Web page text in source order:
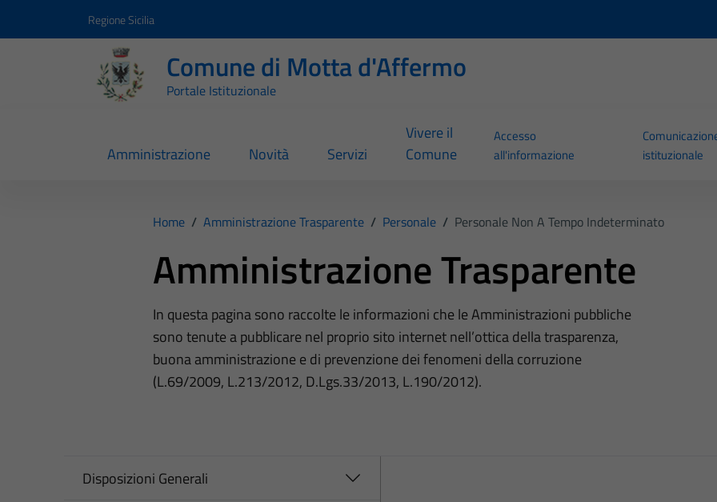
Regione Sicilia
Comune di Motta d'Affermo
Portale Istituzionale
Amministrazione Novità Servizi
Vivere il
Comune
Accesso
all'informazione
istituzionale
Home / Amministrazione Trasparente / Personale / Personale Non A Tempo Indeterminato
Amministrazione Trasparente
In questa pagina sono raccolte le informazioni che le Amministrazioni pubbliche
sono tenute a pubblicare nel proprio sito internet nell’ottica della trasparenza,
buona amministrazione e di prevenzione dei fenomeni della corruzione
(L.69/2009, L.213/2012, D.Lgs.33/2013, L.190/2012).
Disposizioni Generali